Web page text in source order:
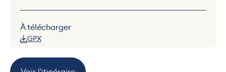
À télécharger
GPX